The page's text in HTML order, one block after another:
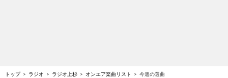
トップ ラジオ ラジオ上杉 オンエア楽曲リスト 今週の選曲